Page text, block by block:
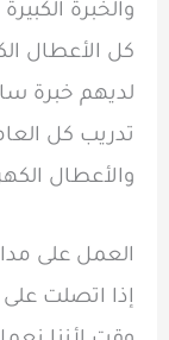
والخبرة
كل الأعطال
لديهم خبرة
تدريب كل
والأعطال
العمل على